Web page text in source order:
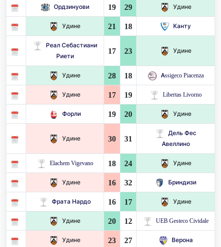
Ордзинуови 19 29 Удине
Удине 21 18 Канту
Реал Себастиани
Риети
17 23 Удине
Удине 28 18 Assigeco Piacenza
Удине 17 19 Libertas Livorno
Форли 19 20 Удине
Удине 30 31
Дель Фес
Авеллино
Elachem Vigevano 18 24 Удине
Удине 16 32 Бриндизи
Фрата Нардо 16 17 Удине
Удине 20 12 UEB Gesteco Cividale
Удине 23 27 Верона